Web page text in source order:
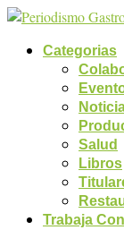
Categorias
Salud
Libros
Trabaja